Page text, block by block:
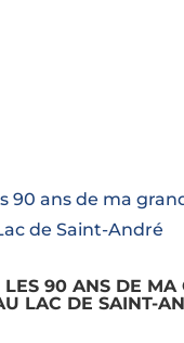
LES 90 ANS DE MA
LAC DE SAINT-